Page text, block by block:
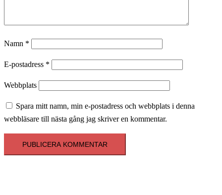
Namn *
E-postadress *
Webbplats
Spara mitt namn, min e-postadress och webbplats i denna
webbläsare till nästa gång jag skriver en kommentar.